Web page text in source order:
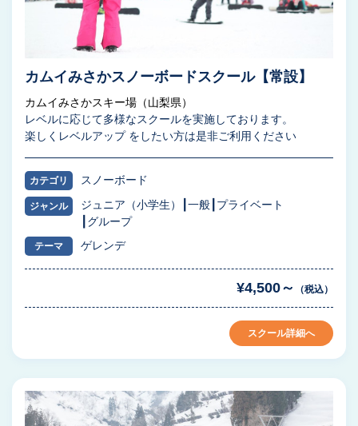
カムイみさかスノーボードスクール【常設】
カムイみさかスキー場（山梨県）
レベルに応じて多様なスクールを実施しております。
楽しくレベルアップ をしたい方は是非ご利用ください
カテゴリ スノーボード
ジャンル ジュニア（小学生） 一般 プライベート
グループ
テーマ ゲレンデ
¥4,500～ （税込）
スクール詳細へ